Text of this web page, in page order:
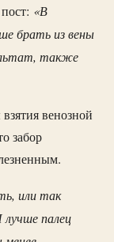
«В
брать из вены
также
венозной
забор
или так
палец